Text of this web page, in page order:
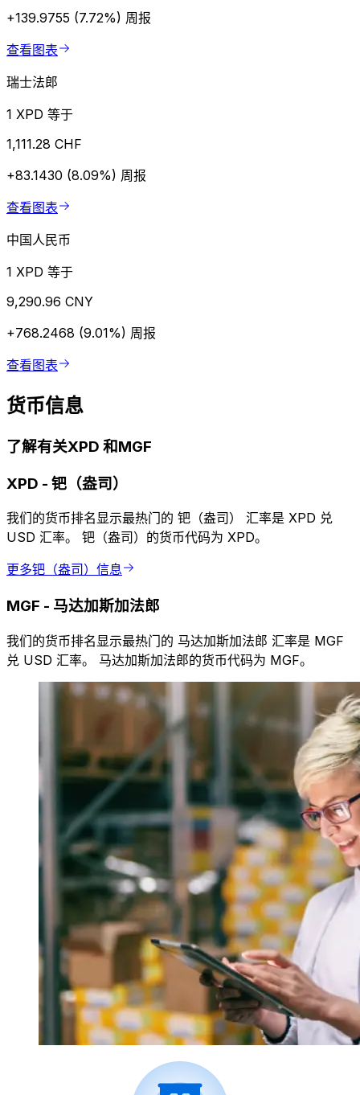
+139.9755 (7.72%) 周报
查看图表
瑞士法郎
1 XPD 等于
1,111.28 CHF
+83.1430 (8.09%) 周报
查看图表
中国人民币
1 XPD 等于
9,290.96 CNY
+768.2468 (9.01%) 周报
查看图表
货币信息
了解有关XPD 和MGF
XPD - 钯（盎司）
我们的货币排名显示最热门的 钯（盎司） 汇率是 XPD 兑
USD 汇率。 钯（盎司）的货币代码为 XPD。
更多钯（盎司）信息
MGF - 马达加斯加法郎
我们的货币排名显示最热门的 马达加斯加法郎 汇率是 MGF
兑 USD 汇率。 马达加斯加法郎的货币代码为 MGF。